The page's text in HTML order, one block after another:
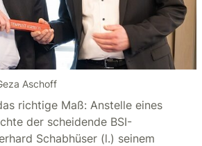
Aschoff
richtige Maß: Anstelle eines
der scheidende BSI-
Schabhüser (l.) seinem